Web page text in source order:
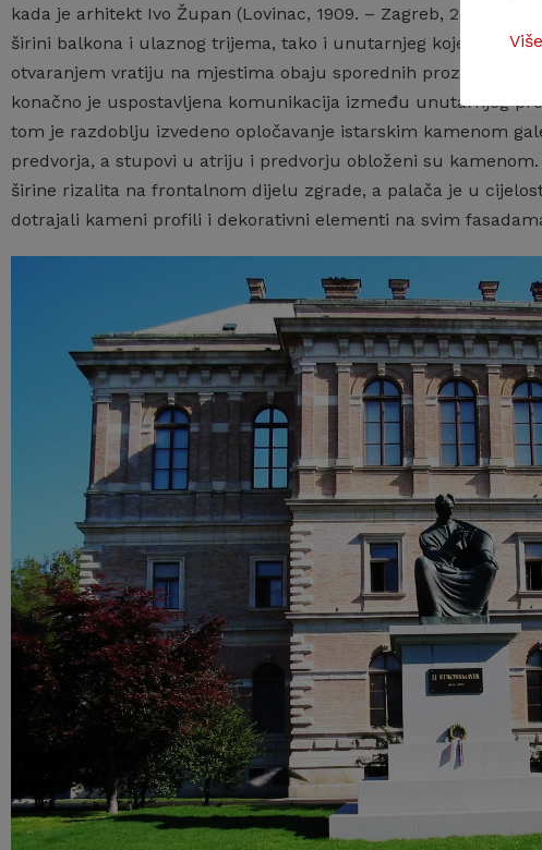
kada je arhitekt Ivo Župan (Lovinac, 1909. – Zagreb, 2000.),
širini balkona i ulaznog trijema, tako i unutarnjeg koje je
otvaranjem vratiju na mjestima obaju sporednih prozora
konačno je uspostavljena komunikacija između unutarnjeg
tom je razdoblju izvedeno opločavanje istarskim kamenom
predvorja, a stupovi u atriju i predvorju obloženi su
širine rizalita na frontalnom dijelu zgrade, a palača je u
dotrajali kameni profili i dekorativni elementi na svim